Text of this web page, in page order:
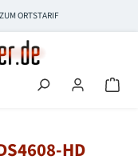
ORTSTARIF
HD